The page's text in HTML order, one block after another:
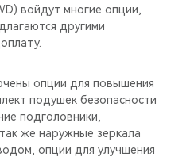
войдут многие опции,
другими
опции для повышения
подушек безопасности
подголовники,
же наружные зеркала
опции для улучшения